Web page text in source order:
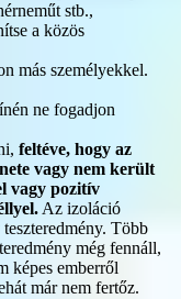
stb.,
a közös
más személyekkel.
ne fogadjon
feltéve, hogy az
vagy nem került
vagy pozitív
Az izoláció
Több
még fennáll,
képes emberről
már nem fertőz.